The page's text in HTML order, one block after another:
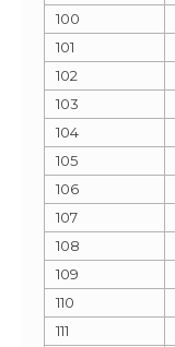
100
101
102
103
104
105
106
107
108
109
110
111